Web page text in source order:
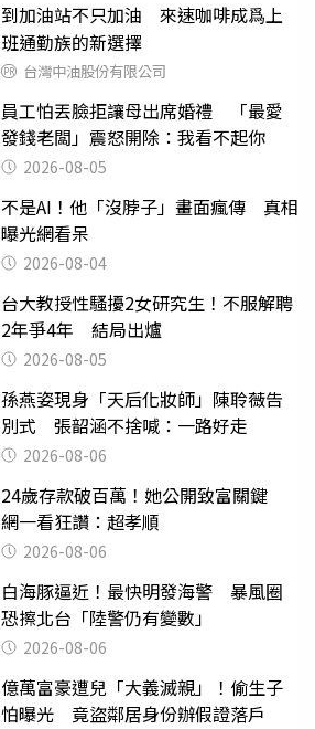
到加油站不只加油 來速咖啡成爲上
班通勤族的新選擇
台灣中油股份有限公司
員工怕丟臉拒讓母出席婚禮 「最愛
發錢老闆」震怒開除：我看不起你
2026-08-05
不是AI！他「沒脖子」畫面瘋傳 真相
曝光網看呆
2026-08-04
台大教授性騷擾2女研究生！不服解聘
2年爭4年 結局出爐
2026-08-05
孫燕姿現身「天后化妝師」陳聆薇告
別式 張韶涵不捨喊：一路好走
2026-08-06
24歲存款破百萬！她公開致富關鍵
網一看狂讚：超孝順
2026-08-06
白海豚逼近！最快明發海警 暴風圈
恐擦北台「陸警仍有變數」
2026-08-06
億萬富豪遭兒「大義滅親」！偷生子
怕曝光 竟盜鄰居身份辦假證落戶